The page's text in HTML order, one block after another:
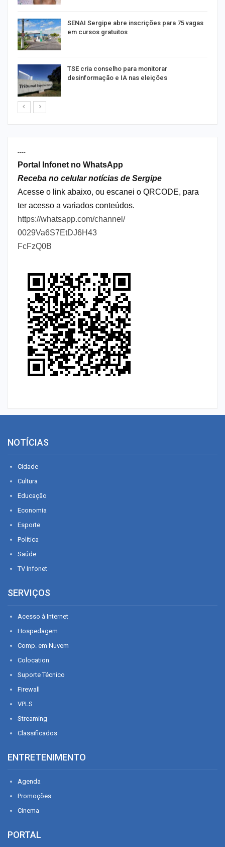
SENAI Sergipe abre inscrições para 75 vagas
em cursos gratuitos
TSE cria conselho para monitorar
desinformação e IA nas eleições
----
Portal Infonet no WhatsApp
Receba no celular notícias de Sergipe
Acesse o link abaixo, ou escanei o QRCODE, para
ter acesso a variados conteúdos.
https://whatsapp.com/channel/
0029Va6S7EtDJ6H43
FcFzQ0B
NOTÍCIAS
Cidade
Cultura
Educação
Economia
Esporte
Política
Saúde
TV Infonet
SERVIÇOS
Acesso à Internet
Hospedagem
Comp. em Nuvem
Colocation
Suporte Técnico
Firewall
VPLS
Streaming
Classificados
ENTRETENIMENTO
Agenda
Promoções
Cinema
PORTAL